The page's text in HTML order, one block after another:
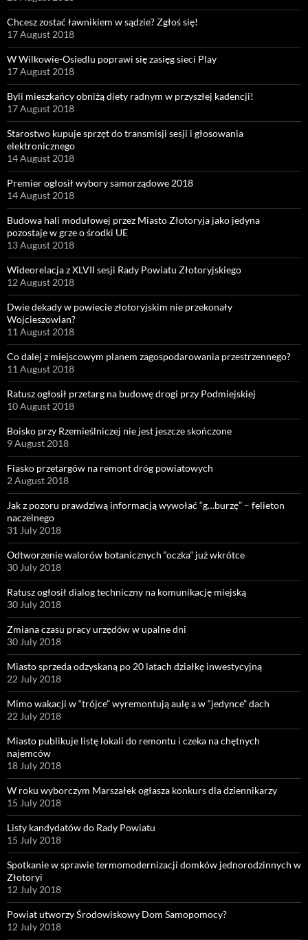
Chcesz zostać ławnikiem w sądzie? Zgłoś się!
17 August 2018
W Wilkowie-Osiedlu poprawi się zasięg sieci Play
17 August 2018
Byli mieszkańcy obniżą diety radnym w przyszłej kadencji!
17 August 2018
Starostwo kupuje sprzęt do transmisji sesji i głosowania
elektronicznego
14 August 2018
Premier ogłosił wybory samorządowe 2018
14 August 2018
Budowa hali modułowej przez Miasto Złotoryja jako jedyna
pozostaje w grze o środki UE
13 August 2018
Wideorelacja z XLVII sesji Rady Powiatu Złotoryjskiego
12 August 2018
Dwie dekady w powiecie złotoryjskim nie przekonały
Wojcieszowian?
11 August 2018
Co dalej z miejscowym planem zagospodarowania przestrzennego?
11 August 2018
Ratusz ogłosił przetarg na budowę drogi przy Podmiejskiej
10 August 2018
Boisko przy Rzemieślniczej nie jest jeszcze skończone
9 August 2018
Fiasko przetargów na remont dróg powiatowych
2 August 2018
Jak z pozoru prawdziwą informacją wywołać “g…burzę” – felieton
naczelnego
31 July 2018
Odtworzenie walorów botanicznych “oczka” już wkrótce
30 July 2018
Ratusz ogłosił dialog techniczny na komunikację miejską
30 July 2018
Zmiana czasu pracy urzędów w upalne dni
30 July 2018
Miasto sprzeda odzyskaną po 20 latach działkę inwestycyjną
22 July 2018
Mimo wakacji w “trójce” wyremontują aulę a w “jedynce” dach
22 July 2018
Miasto publikuje listę lokali do remontu i czeka na chętnych
najemców
18 July 2018
W roku wyborczym Marszałek ogłasza konkurs dla dziennikarzy
15 July 2018
Listy kandydatów do Rady Powiatu
15 July 2018
Spotkanie w sprawie termomodernizacji domków jednorodzinnych w
Złotoryi
12 July 2018
Powiat utworzy Środowiskowy Dom Samopomocy?
12 July 2018